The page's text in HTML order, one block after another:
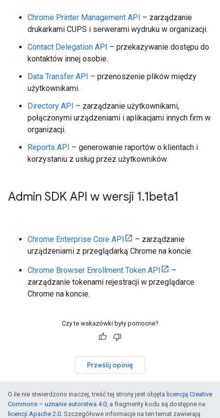
Chrome Printer Management API – zarządzanie
drukarkami CUPS i serwerami wydruku w organizacji.
Contact Delegation API – przekazywanie dostępu do
kontaktów innej osobie.
Data Transfer API – przenoszenie plików między
użytkownikami.
Directory API – zarządzanie użytkownikami,
połączonymi urządzeniami i aplikacjami innych firm w
organizacji.
Reports API – generowanie raportów o klientach i
korzystaniu z usług przez użytkowników.
Admin SDK API w wersji 1.1beta1
Chrome Enterprise Core API
– zarządzanie
urządzeniami z przeglądarką Chrome na koncie.
Chrome Browser Enrollment Token API
–
zarządzanie tokenami rejestracji w przeglądarce
Chrome na koncie.
Czy te wskazówki były pomocne?
Prześlij opinię
O ile nie stwierdzono inaczej, treść tej strony jest objęta licencją Creative
Commons – uznanie autorstwa 4.0, a fragmenty kodu są dostępne na
licencji Apache 2.0. Szczegółowe informacje na ten temat zawierają